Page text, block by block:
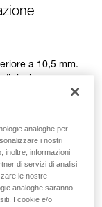
a 10,5 mm.
su
insieme
analoghe per
i nostri
inoltre, informazioni
di servizi di analisi
le nostre
analoghe saranno
I cookie e/o